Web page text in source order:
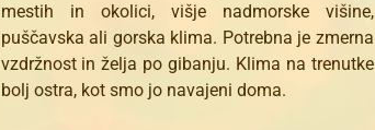
mestih in okolici, višje nadmorske višine,
puščavska ali gorska klima. Potrebna je zmerna
vzdržnost in želja po gibanju. Klima na trenutke
bolj ostra, kot smo jo navajeni doma.